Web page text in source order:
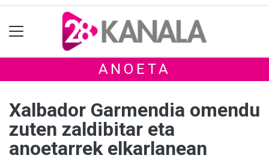
ANOETA
Xalbador Garmendia omendu
zuten zaldibitar eta
anoetarrek elkarlanean